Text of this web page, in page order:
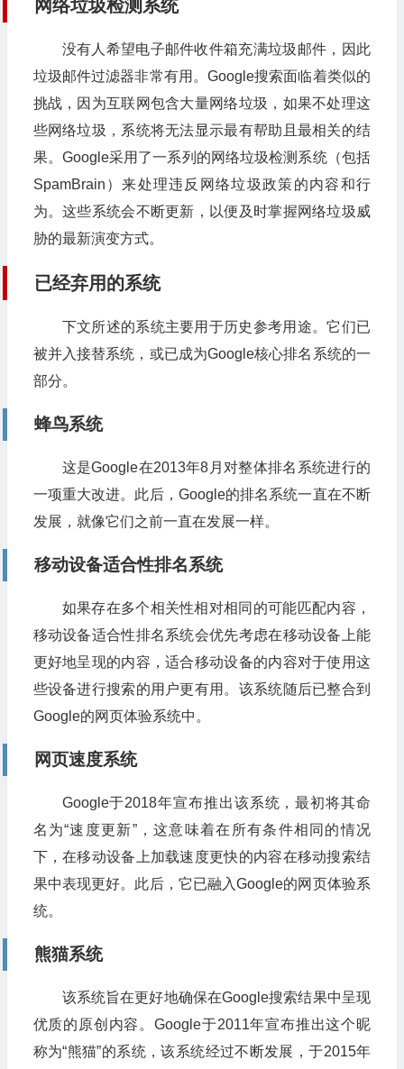
网络垃圾检测系统
没有人希望电子邮件收件箱充满垃圾邮件，因此
垃圾邮件过滤器非常有用。Google搜索面临着类似的
挑战，因为互联网包含大量网络垃圾，如果不处理这
些网络垃圾，系统将无法显示最有帮助且最相关的结
果。Google采用了一系列的网络垃圾检测系统（包括
SpamBrain）来处理违反网络垃圾政策的内容和行
为。这些系统会不断更新，以便及时掌握网络垃圾威
胁的最新演变方式。
已经弃用的系统
下文所述的系统主要用于历史参考用途。它们已
被并入接替系统，或已成为Google核心排名系统的一
部分。
蜂鸟系统
这是Google在2013年8月对整体排名系统进行的
一项重大改进。此后，Google的排名系统一直在不断
发展，就像它们之前一直在发展一样。
移动设备适合性排名系统
如果存在多个相关性相对相同的可能匹配内容，
移动设备适合性排名系统会优先考虑在移动设备上能
更好地呈现的内容，适合移动设备的内容对于使用这
些设备进行搜索的用户更有用。该系统随后已整合到
Google的网页体验系统中。
网页速度系统
Google于2018年宣布推出该系统，最初将其命
名为“速度更新”，这意味着在所有条件相同的情况
下，在移动设备上加载速度更快的内容在移动搜索结
果中表现更好。此后，它已融入Google的网页体验系
统。
熊猫系统
该系统旨在更好地确保在Google搜索结果中呈现
优质的原创内容。Google于2011年宣布推出这个昵
称为“熊猫”的系统，该系统经过不断发展，于2015年